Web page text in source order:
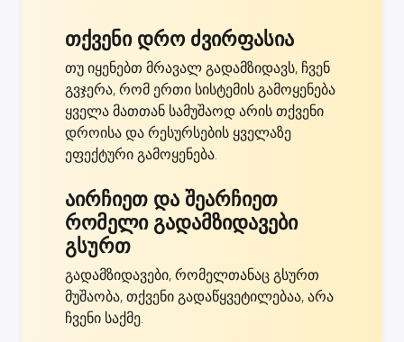
თქვენი დრო ძვირფასია
თუ იყენებთ მრავალ გადამზიდავს, ჩვენ
გვჯერა, რომ ერთი სისტემის გამოყენება
ყველა მათთან სამუშაოდ არის თქვენი
დროისა და რესურსების ყველაზე
ეფექტური გამოყენება.
აირჩიეთ და შეარჩიეთ
რომელი გადამზიდავები
გსურთ
გადამზიდავები, რომელთანაც გსურთ
მუშაობა, თქვენი გადაწყვეტილებაა, არა
ჩვენი საქმე.